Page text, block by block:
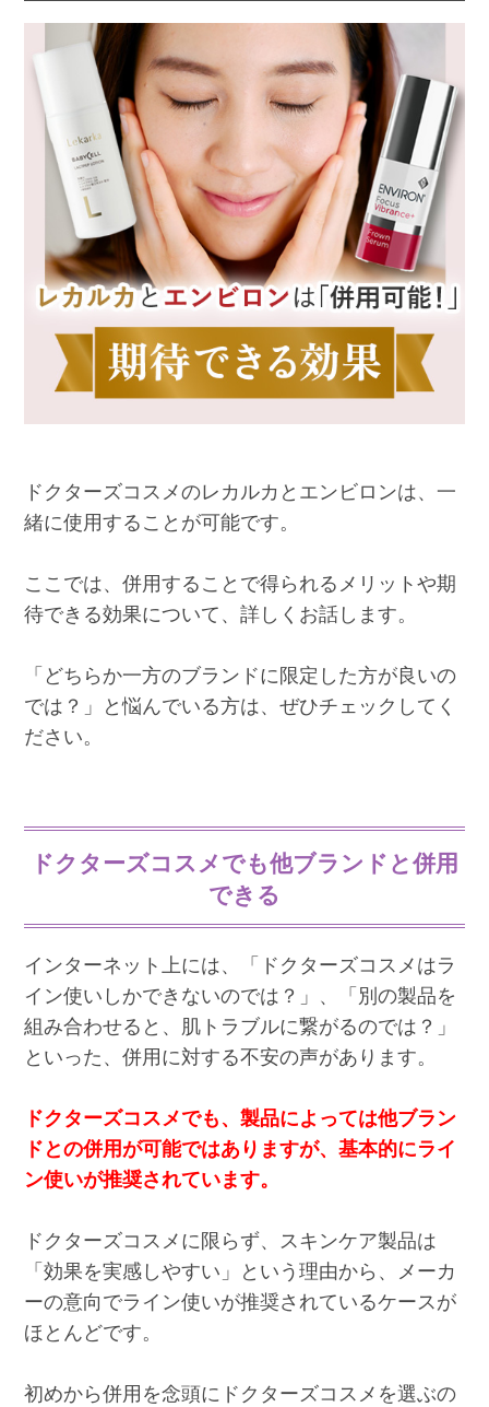
ドクターズコスメのレカルカとエンビロンは、一
緒に使用することが可能です。
ここでは、併用することで得られるメリットや期
待できる効果について、詳しくお話します。
「どちらか一方のブランドに限定した方が良いの
では？」と悩んでいる方は、ぜひチェックしてく
ださい。
ドクターズコスメでも他ブランドと併用
できる
インターネット上には、「ドクターズコスメはラ
イン使いしかできないのでは？」、「別の製品を
組み合わせると、肌トラブルに繋がるのでは？」
といった、併用に対する不安の声があります。
ドクターズコスメでも、製品によっては他ブラン
ドとの併用が可能ではありますが、基本的にライ
ン使いが推奨されています。
ドクターズコスメに限らず、スキンケア製品は
「効果を実感しやすい」という理由から、メーカ
ーの意向でライン使いが推奨されているケースが
ほとんどです。
初めから併用を念頭にドクターズコスメを選ぶの